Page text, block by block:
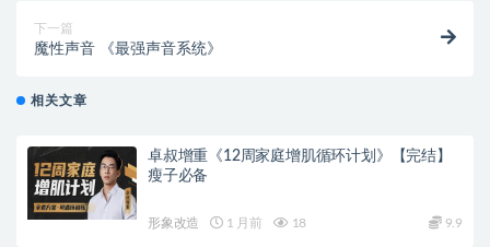
下一篇
魔性声音 《最强声音系统》
相关文章
卓叔增重《12周家庭增肌循环计划》【完结】
瘦子必备
形象改造 1 月前 18 9.9